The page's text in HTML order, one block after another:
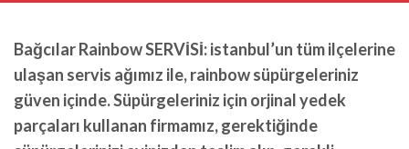
Bağcılar Rainbow SERVİSİ: istanbul’un tüm ilçelerine
ulaşan servis ağımız ile, rainbow süpürgeleriniz
güven içinde. Süpürgeleriniz için orjinal yedek
parçaları kullanan firmamız, gerektiğinde